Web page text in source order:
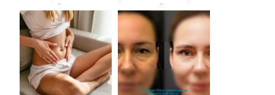
необходимо
детей 4 лет